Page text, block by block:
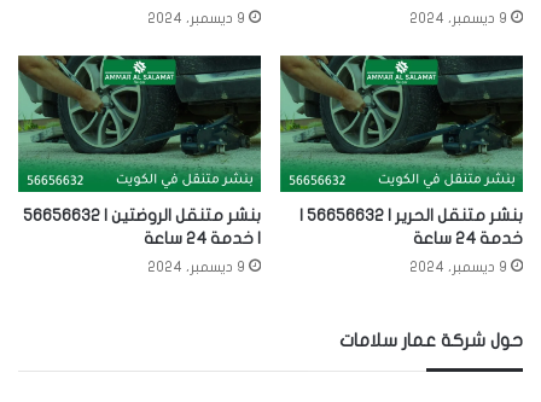
9 ديسمبر، 2024 9 ديسمبر، 2024
بنشر متنقل الحرير | 56656632 |
خدمة 24 ساعة
9 ديسمبر، 2024
بنشر متنقل الروضتين | 56656632
| خدمة 24 ساعة
9 ديسمبر، 2024
حول شركة عمار سلامات